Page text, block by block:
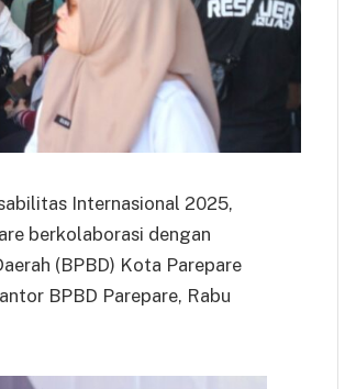
Internasional 2025,
berkolaborasi dengan
(BPBD) Kota Parepare
BPBD Parepare, Rabu